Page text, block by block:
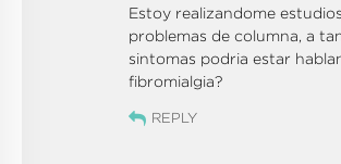
Estoy realizandome
problemas de columna, a
sintomas podria estar
fibromialgia?
REPLY